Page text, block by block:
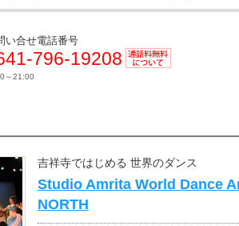
い合せ電話番号
796-19208
～21:00
吉祥寺ではじめる 世界のダンス
Studio Amrita World Dance
NORTH